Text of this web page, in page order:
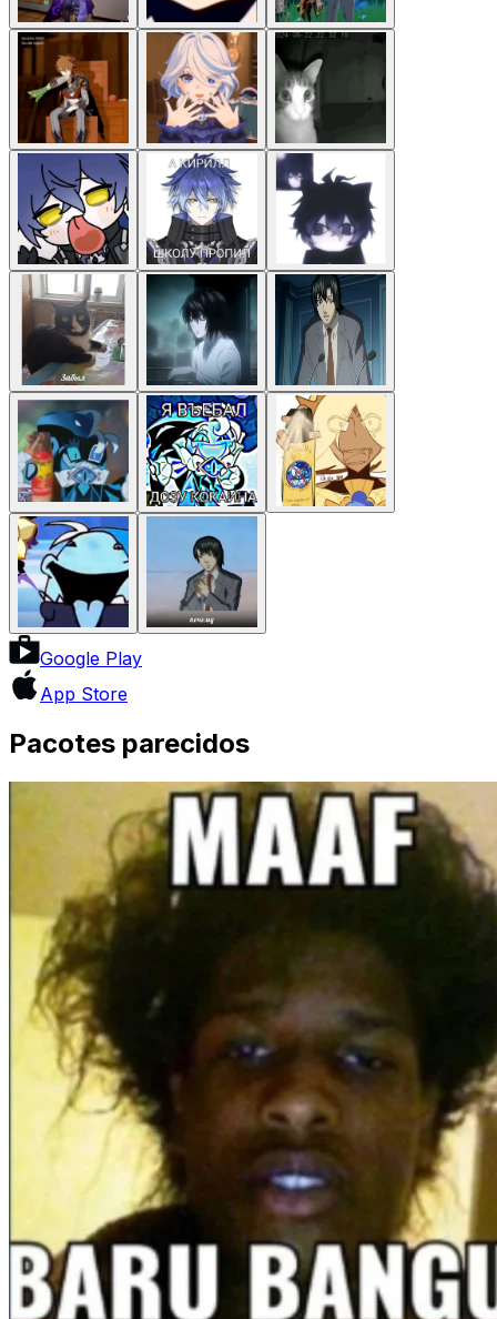
Google Play
App Store
Pacotes parecidos